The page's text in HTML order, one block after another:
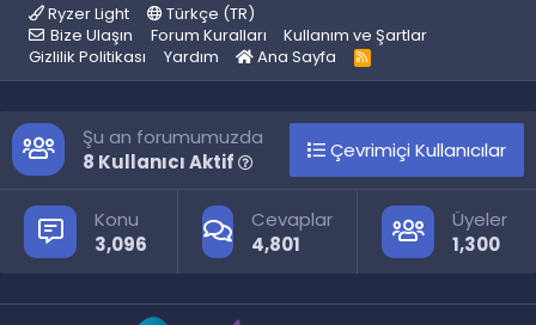
Ryzer Light
Türkçe (TR)
Bize Ulaşın
Forum Kuralları
Kullanım ve Şartlar
Gizlilik Politikası
Yardım Ana Sayfa
R
S
Şu an forumumuzda
8 Kullanıcı Aktif
Çevrimiçi Kullanıcılar
Konu
3,096
Cevaplar
4,801
Üyeler
1,300